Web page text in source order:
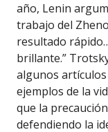
año, Lenin
trabajo del
resultado
brillante.”
algunos
ejemplos de la
que la
defendiendo la